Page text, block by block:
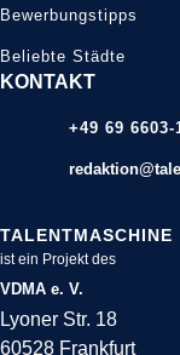
Bewerbungstipps
Beliebte Städte
KONTAKT
+49 69 6603-
TALENTMASCHINE
ist ein Projekt des
VDMA e. V.
Lyoner Str. 18
60528 Frankfurt